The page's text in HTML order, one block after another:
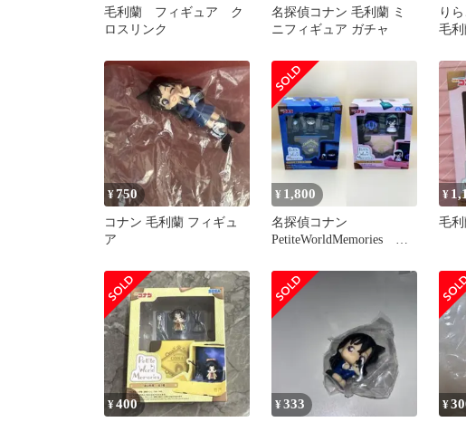
毛利蘭 フィギュア ク
ロスリンク
名探偵コナン 毛利蘭 ミ
ニフィギュア ガチャ
り
毛
¥750
コナン 毛利蘭 フィギュ
ア
¥ 1,800
名探偵コナン
PetiteWorldMemories 工
¥
毛
¥400 ¥333 ¥